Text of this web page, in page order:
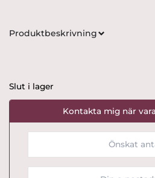
Produktbeskrivning
Slut i lager
Kontakta mig när